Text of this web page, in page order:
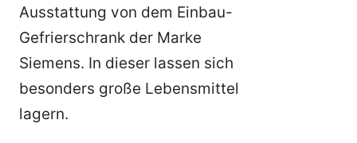
Ausstattung von dem Einbau-
Gefrierschrank der Marke
Siemens. In dieser lassen sich
besonders große Lebensmittel
lagern.